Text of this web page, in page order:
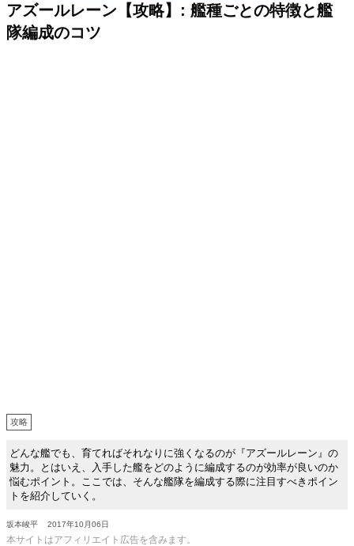
アズールレーン【攻略】: 艦種ごとの特徴と艦
隊編成のコツ
攻略
どんな艦でも、育てればそれなりに強くなるのが『アズールレーン』の
魅力。とはいえ、入手した艦をどのように編成するのが効率が良いのか
悩むポイント。ここでは、そんな艦隊を編成する際に注目すべきポイン
トを紹介していく。
坂本峻平 2017年10月06日
本サイトはアフィリエイト広告を含みます。